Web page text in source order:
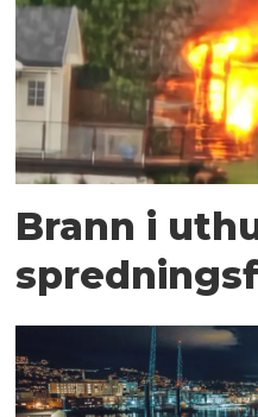
Brann i